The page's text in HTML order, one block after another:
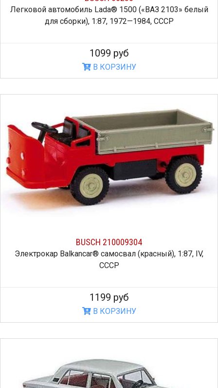
Легковой автомобиль Lada® 1500 («ВАЗ 2103» белый
для сборки), 1:87, 1972—1984, СССР
1099 руб
В КОРЗИНУ
BUSCH 210009304
Электрокар Balkancar® самосвал (красный), 1:87, IV,
СССР
1199 руб
В КОРЗИНУ